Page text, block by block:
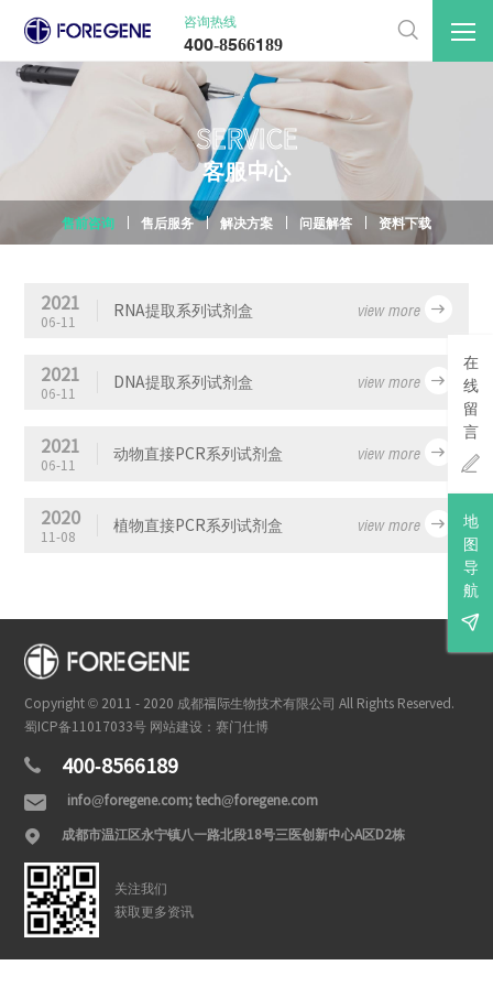
咨询热线
400-8566189

在
线
留
言

地
图
导
航

SERVICE
客服中心
售前咨询 售后服务 解决方案 问题解答 资料下载
2021
06-11
RNA提取系列试剂盒 view more 
2021
06-11
DNA提取系列试剂盒 view more 
2021
06-11
动物直接PCR系列试剂盒 view more 
2020
11-08
植物直接PCR系列试剂盒 view more 
Copyright © 2011 - 2020 成都福际生物技术有限公司 All Rights Reserved.
蜀ICP备11017033号 网站建设：赛门仕博
 400-8566189
 info@foregene.com; tech@foregene.com
 成都市温江区永宁镇八一路北段18号三医创新中心A区D2栋
关注我们
获取更多资讯